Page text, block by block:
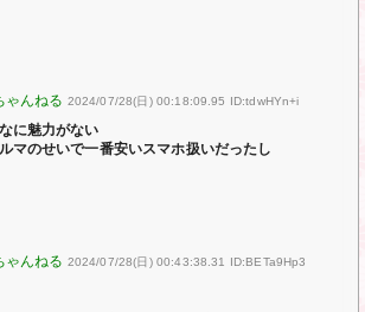
2024/07/28(日) 00:18:09.95 ID:tdwHYn+i
に魅力がない
マのせいで一番安いスマホ扱いだったし
2024/07/28(日) 00:43:38.31 ID:BETa9Hp3